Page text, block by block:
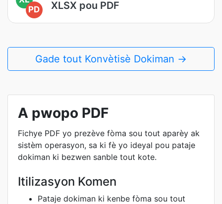
PD
XLSX pou PDF
Gade tout Konvètisè Dokiman →
A pwopo PDF
Fichye PDF yo prezève fòma sou tout aparèy ak
sistèm operasyon, sa ki fè yo ideyal pou pataje
dokiman ki bezwen sanble tout kote.
Itilizasyon Komen
Pataje dokiman ki kenbe fòma sou tout